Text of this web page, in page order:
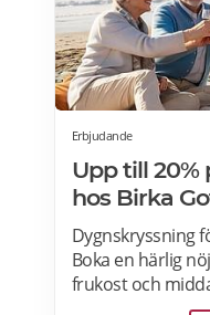
Erbjudande
Upp till
hos Birka
Dygnskryssning
Boka en härlig
frukost och
Kryssningar till